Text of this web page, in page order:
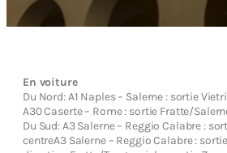
En voiture
Du Nord: A1 Naples – Salerne : sortie
A30 Caserte – Rome : sortie Fratte/
Du Sud: A3 Salerne – Reggio Calabre :
centreA3 Salerne – Reggio Calabre :